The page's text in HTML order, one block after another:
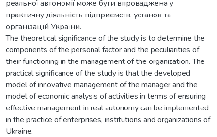
реальної автономії може бути впроваджена у
практичну діяльність підприємств, установ та
організацій України.
The theoretical significance of the study is to determine the
components of the personal factor and the peculiarities of
their functioning in the management of the organization. The
practical significance of the study is that the developed
model of innovative management of the manager and the
model of economic analysis of activities in terms of ensuring
effective management in real autonomy can be implemented
in the practice of enterprises, institutions and organizations of
Ukraine.